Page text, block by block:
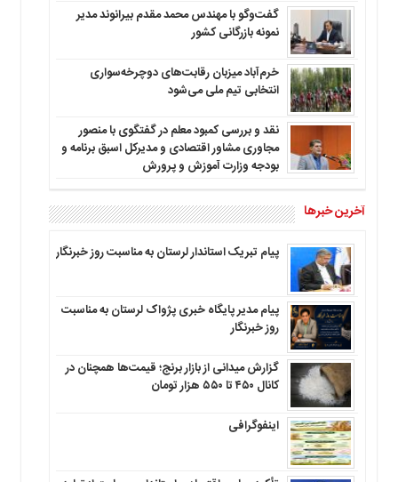
گفت‌وگو با مهندس محمد مقدم بیرانوند مدیر
نمونه بازرگانی کشور
خرم‌آباد میزبان رقابت‌های دوچرخه‌سواری
انتخابی تیم ملی می‌شود
نقد و بررسی کمبود معلم در گفتگوی با منصور
مجاوری مشاور اقتصادی و مدیرکل اسبق برنامه و
بودجه وزارت آموزش و پرورش
آخرین خبرها
پیام تبریک استاندار لرستان به‌ مناسبت روز خبرنگار
پیام مدیر پایگاه خبری پژواک لرستان به مناسبت
روز خبرنگار
گزارش میدانی از بازار برنج؛ قیمت‌ها همچنان در
کانال ۴۵۰ تا ۵۵۰ هزار تومان
اینفوگرافی